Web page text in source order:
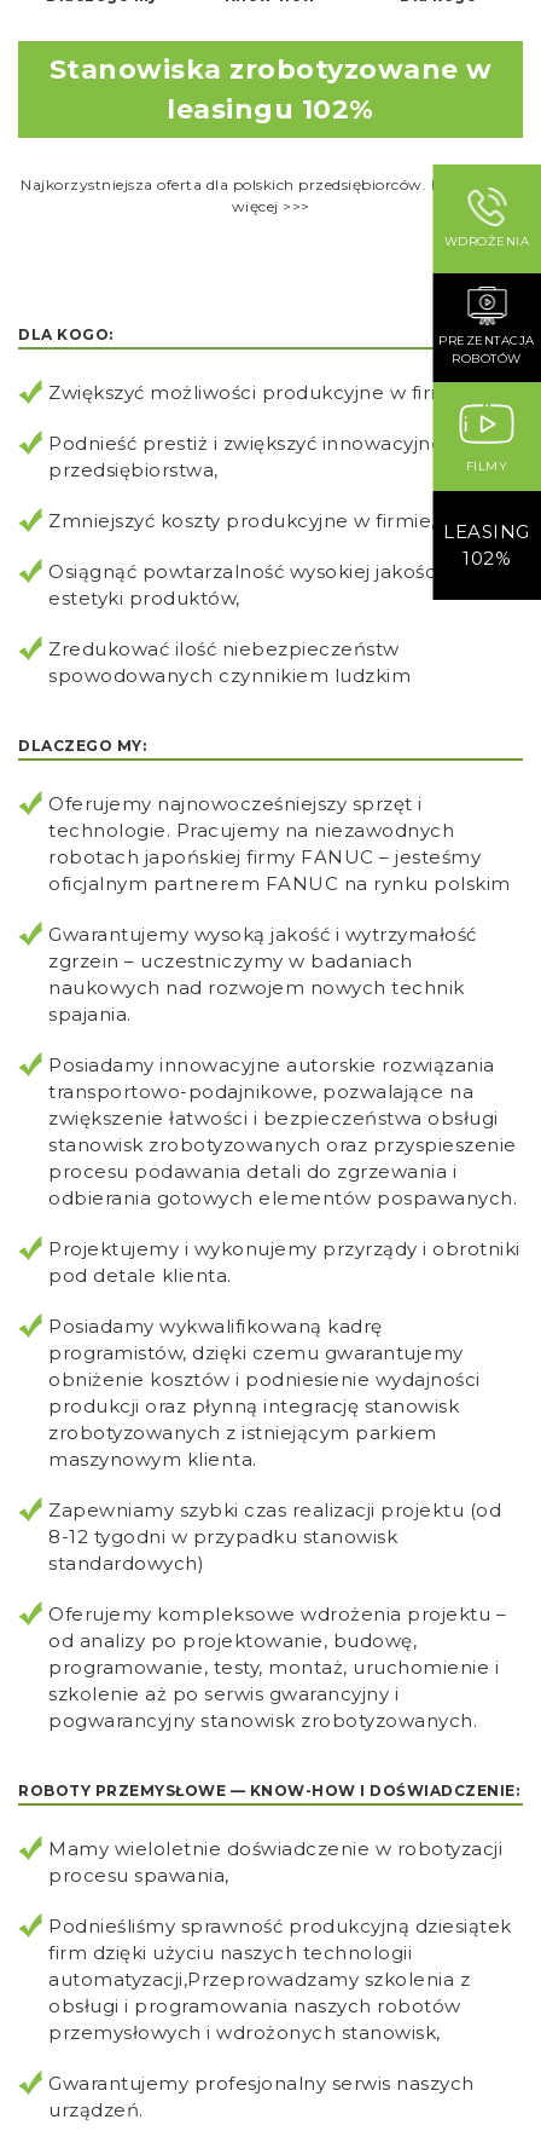
Stanowiska zrobotyzowane w
leasingu 102%
Najkorzystniejsza oferta dla polskich przedsiębiorców. Dowiedz się
więcej >>>
DLA KOGO:
Zwiększyć możliwości produkcyjne w firmie
Podnieść prestiż i zwiększyć innowacyjność
przedsiębiorstwa,
Zmniejszyć koszty produkcyjne w firmie,
Osiągnąć powtarzalność wysokiej jakości i
estetyki produktów,
Zredukować ilość niebezpieczeństw
spowodowanych czynnikiem ludzkim
DLACZEGO MY:
Oferujemy najnowocześniejszy sprzęt i
technologie. Pracujemy na niezawodnych
robotach japońskiej firmy FANUC – jesteśmy
oficjalnym partnerem FANUC na rynku polskim
Gwarantujemy wysoką jakość i wytrzymałość
zgrzein – uczestniczymy w badaniach
naukowych nad rozwojem nowych technik
spajania.
Posiadamy innowacyjne autorskie rozwiązania
transportowo-podajnikowe, pozwalające na
zwiększenie łatwości i bezpieczeństwa obsługi
stanowisk zrobotyzowanych oraz przyspieszenie
procesu podawania detali do zgrzewania i
odbierania gotowych elementów pospawanych.
Projektujemy i wykonujemy przyrządy i obrotniki
pod detale klienta.
Posiadamy wykwalifikowaną kadrę
programistów, dzięki czemu gwarantujemy
obniżenie kosztów i podniesienie wydajności
produkcji oraz płynną integrację stanowisk
zrobotyzowanych z istniejącym parkiem
maszynowym klienta.
Zapewniamy szybki czas realizacji projektu (od
8-12 tygodni w przypadku stanowisk
standardowych)
Oferujemy kompleksowe wdrożenia projektu –
od analizy po projektowanie, budowę,
programowanie, testy, montaż, uruchomienie i
szkolenie aż po serwis gwarancyjny i
pogwarancyjny stanowisk zrobotyzowanych.
ROBOTY PRZEMYSŁOWE — KNOW-HOW I DOŚWIADCZENIE:
Mamy wieloletnie doświadczenie w robotyzacji
procesu spawania,
Podnieśliśmy sprawność produkcyjną dziesiątek
firm dzięki użyciu naszych technologii
automatyzacji,Przeprowadzamy szkolenia z
obsługi i programowania naszych robotów
przemysłowych i wdrożonych stanowisk,
Gwarantujemy profesjonalny serwis naszych
urządzeń.
WDROŻENIA
PREZENTACJA
ROBOTÓW
FILMY
LEASING
102%